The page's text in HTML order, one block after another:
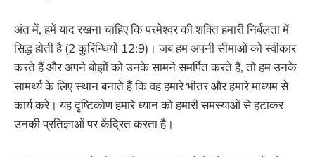
अंत में, हमें याद रखना चाहिए कि परमेश्वर की शक्ति हमारी निर्बलता में
सिद्ध होती है (2 कुरिन्थियों 12:9)। जब हम अपनी सीमाओं को स्वीकार
करते हैं और अपने बोझों को उनके सामने समर्पित करते हैं, तो हम उनके
सामर्थ्य के लिए स्थान बनाते हैं कि वह हमारे भीतर और हमारे माध्यम से
कार्य करे। यह दृष्टिकोण हमारे ध्यान को हमारी समस्याओं से हटाकर
उनकी प्रतिज्ञाओं पर केंद्रित करता है।